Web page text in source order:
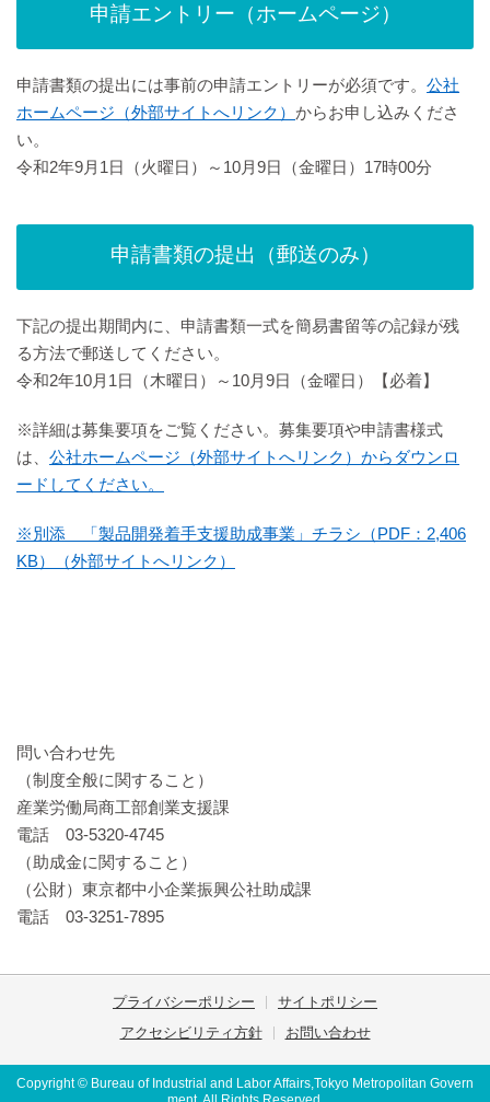
申請エントリー（ホームページ）
申請書類の提出には事前の申請エントリーが必須です。 公社
ホームページ（外部サイトへリンク） からお申し込みくださ
い。
令和2年9月1日（火曜日）～10月9日（金曜日）17時00分
申請書類の提出（郵送のみ）
下記の提出期間内に、申請書類一式を簡易書留等の記録が残
る方法で郵送してください。
令和2年10月1日（木曜日）～10月9日（金曜日）【必着】
※詳細は募集要項をご覧ください。募集要項や申請書様式
は、 公社ホームページ（外部サイトへリンク）からダウンロ
ードしてください。
※別添
「製品開発着手支援助成事業」チラシ（PDF：2,406
KB）（外部サイトへリンク）
問い合わせ先
（制度全般に関すること）
産業労働局商工部創業支援課
電話 03-5320-4745
（助成金に関すること）
（公財）東京都中小企業振興公社助成課
電話 03-3251-7895
プライバシーポリシー
サイトポリシー
アクセシビリティ方針
お問い合わせ
Copyright © Bureau of Industrial and Labor Affairs,Tokyo Metropolitan Govern